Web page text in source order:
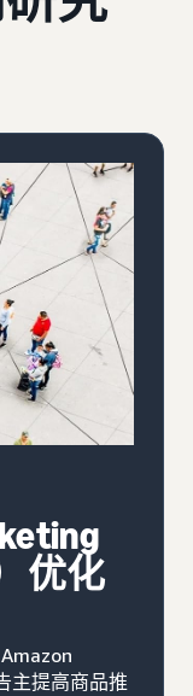
优化
主提高商品推